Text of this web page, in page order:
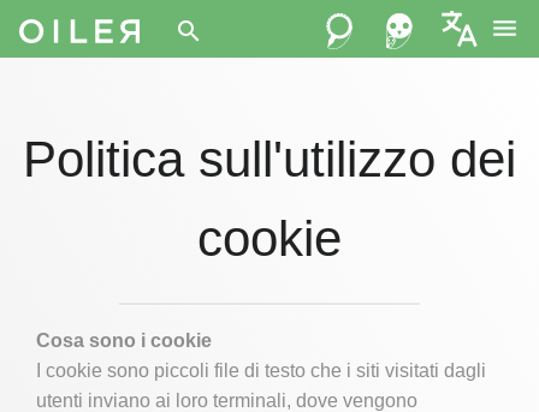
search menu
Politica sull'utilizzo dei
cookie
Cosa sono i cookie
I cookie sono piccoli file di testo che i siti visitati dagli
utenti inviano ai loro terminali, dove vengono